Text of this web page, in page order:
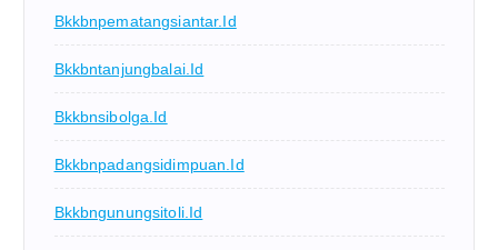
Bkkbnpematangsiantar.id
Bkkbntanjungbalai.id
Bkkbnsibolga.id
Bkkbnpadangsidimpuan.id
Bkkbngunungsitoli.id